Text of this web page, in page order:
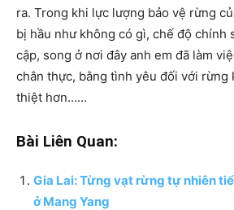
ra. Trong khi lực lượng bảo vệ rừng
bị hầu như không có gì, chế độ chính
cập, song ở nơi đây anh em đã làm
chân thực, bằng tình yêu đối với rừng
thiệt hơn……
Bài Liên Quan:
Gia Lai: Từng vạt rừng tự nhiên
ở Mang Yang